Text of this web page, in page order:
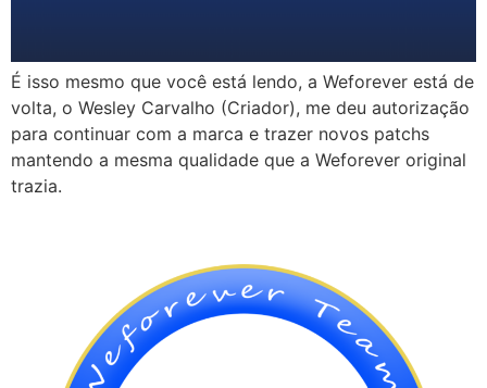
É isso mesmo que você está lendo, a Weforever está de
volta, o Wesley Carvalho (Criador), me deu autorização
para continuar com a marca e trazer novos patchs
mantendo a mesma qualidade que a Weforever original
trazia.